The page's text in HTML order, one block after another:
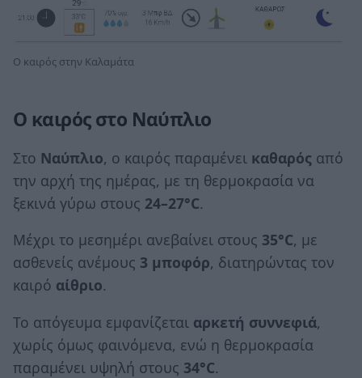
Ο καιρός στην Καλαμάτα
Ο καιρός στο Ναύπλιο
Στο Ναύπλιο, ο καιρός παραμένει καθαρός από
την αρχή της ημέρας, με τη θερμοκρασία να
ξεκινά γύρω στους 24–27°C.
Μέχρι το μεσημέρι ανεβαίνει στους 35°C, με
ασθενείς ανέμους 3 μποφόρ, διατηρώντας τον
καιρό αίθριο.
Το απόγευμα εμφανίζεται αρκετή συννεφιά,
χωρίς όμως φαινόμενα, ενώ η θερμοκρασία
παραμένει υψηλή στους 34°C.